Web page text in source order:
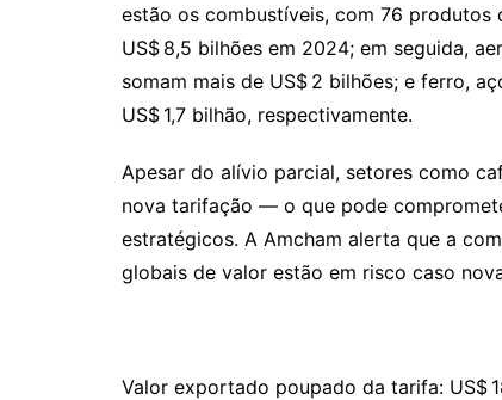
estão os combustíveis, com 76 produtos
US$ 8,5 bilhões em 2024; em seguida,
somam mais de US$ 2 bilhões; e ferro,
US$ 1,7 bilhão, respectivamente.
Apesar do alívio parcial, setores como
nova tarifação — o que pode
estratégicos. A Amcham alerta que a
globais de valor estão em risco caso
Valor exportado poupado da tarifa: US$